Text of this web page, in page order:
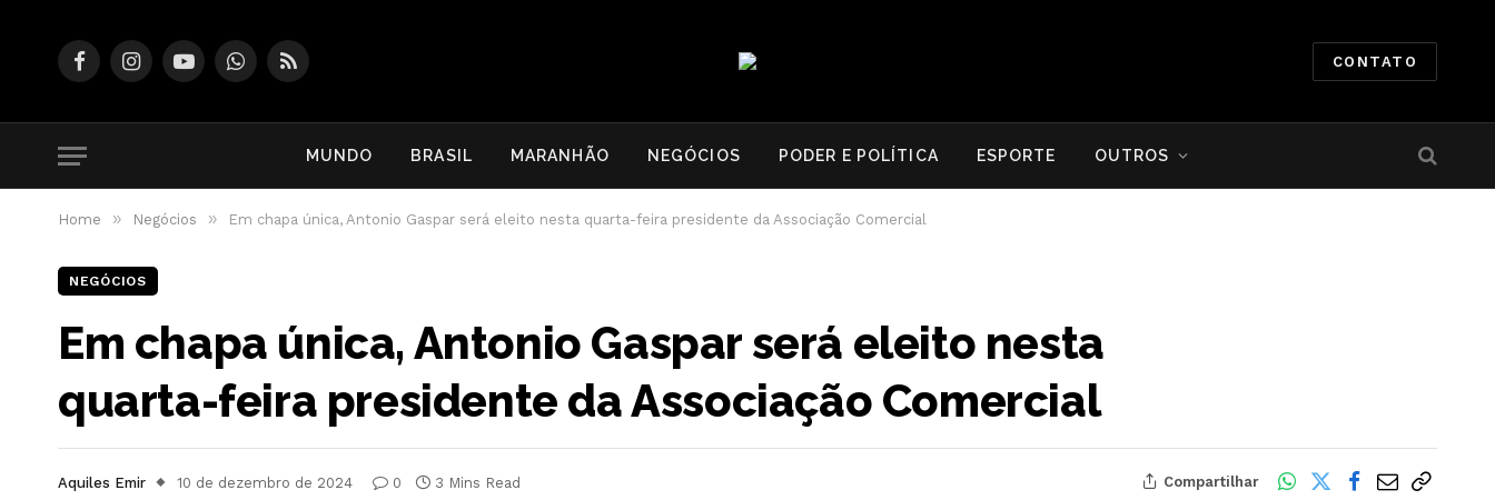
FacebookInstagramYouTubeWhatsApp
RSS
CONTATO
MUNDO BRASIL MARANHÃO NEGÓCIOS PODER E POLÍTICA ESPORTE OUTROS
Home » Negócios » Em chapa única, Antonio Gaspar será eleito nesta quarta-feira presidente da Associação Comercial
NEGÓCIOS
Em chapa única, Antonio Gaspar será eleito nesta
quarta-feira presidente da Associação Comercial
Aquiles Emir 10 de dezembro de 2024 0 3 Mins Read Compartilhar